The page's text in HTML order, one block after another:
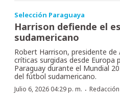
Selección Paraguaya
Harrison defiende el
sudamericano
Robert Harrison, presidente de
críticas surgidas desde Europa
Paraguay durante el Mundial
del fútbol sudamericano.
Julio 6, 2026 04:29 p. m. ·